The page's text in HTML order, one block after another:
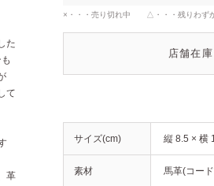
た
て
革
×・・・売り切れ中 △・・・残りわず
店舗在
サイズ(cm) 縦 8.5 × 横
素材 馬革(コー